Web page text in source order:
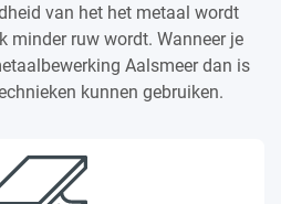
van het het metaal wordt
minder ruw wordt. Wanneer je
Aalsmeer dan is
kunnen gebruiken.